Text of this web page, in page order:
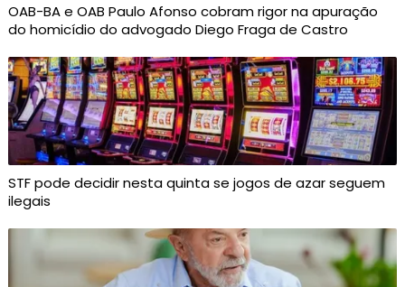
OAB-BA e OAB Paulo Afonso cobram rigor na apuração
do homicídio do advogado Diego Fraga de Castro
STF pode decidir nesta quinta se jogos de azar seguem
ilegais